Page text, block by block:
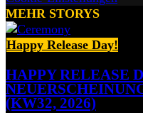
MEHR STORYS
Happy Release Day!
HAPPY RELEASE
(KW32, 2026)